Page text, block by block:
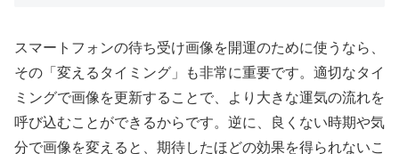
スマートフォンの待ち受け画像を開運のために使うなら、
その「変えるタイミング」も非常に重要です。適切なタイ
ミングで画像を更新することで、より大きな運気の流れを
呼び込むことができるからです。逆に、良くない時期や気
分で画像を変えると、期待したほどの効果を得られないこ